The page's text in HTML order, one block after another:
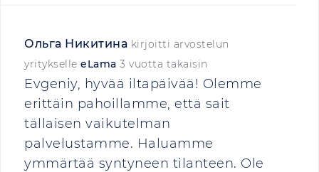
Ольга Никитина kirjoitti arvostelun
yritykselle eLama 3 vuotta takaisin
Evgeniy, hyvää iltapäivää! Olemme
erittäin pahoillamme, että sait
tällaisen vaikutelman
palvelustamme. Haluamme
ymmärtää syntyneen tilanteen. Ole